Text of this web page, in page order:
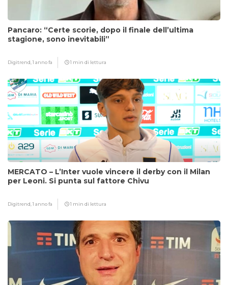
Pancaro: “Certe scorie, dopo il finale dell’ultima
stagione, sono inevitabili”
Digitrend,1 anno fa 1 min di lettura
MERCATO – L’Inter vuole vincere il derby con il Milan
per Leoni. Si punta sul fattore Chivu
Digitrend,1 anno fa 1 min di lettura